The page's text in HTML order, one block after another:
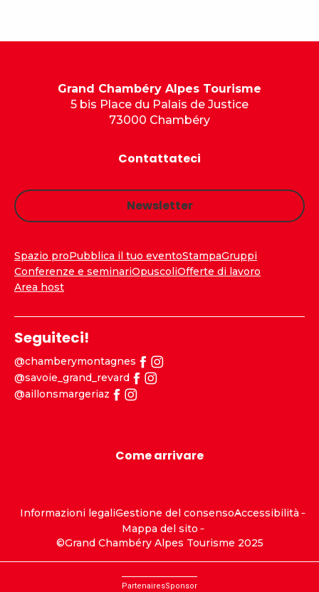
Grand Chambéry Alpes Tourisme
5 bis Place du Palais de Justice
73000 Chambéry
Contattateci
Newsletter
Spazio proPubblica il tuo eventoStampaGruppi
Conferenze e seminariOpuscoliOfferte di lavoro
Area host
Seguiteci!
@chamberymontagnes
@savoie_grand_revard
@aillonsmargeriaz
Come arrivare
Informazioni legaliGestione del consensoAccessibilità
Mappa del sito
©Grand Chambéry Alpes Tourisme 2025
PartenairesSponsor